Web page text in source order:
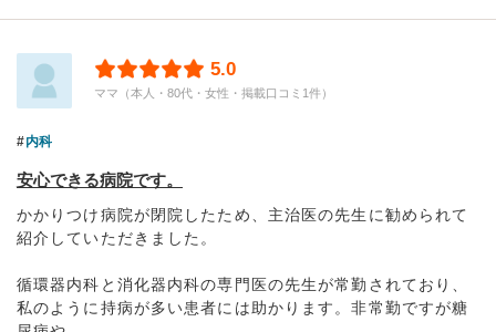
5.0
ママ（本人・80代・女性・掲載口コミ1件）
内科
安心できる病院です。
かかりつけ病院が閉院したため、主治医の先生に勧められて
紹介していただきました。
循環器内科と消化器内科の専門医の先生が常勤されており、
私のように持病が多い患者には助かります。非常勤ですが糖